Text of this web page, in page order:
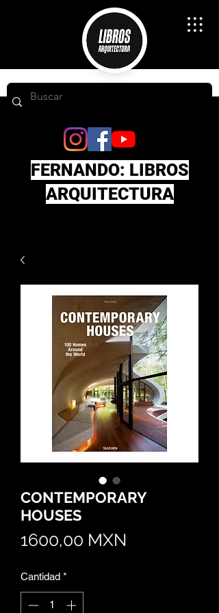
FERNANDO: LIBROS
ARQUITECTURA
CONTEMPORARY
HOUSES
1600,00 MXN
Cantidad *